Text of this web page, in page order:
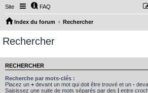
Site FAQ
Index du forum Rechercher
Rechercher
RECHERCHER
Recherche par mots-clés :
Placez un + devant un mot qui doit être trouvé et un -
Saisissez une suite de mots séparés par des | entre